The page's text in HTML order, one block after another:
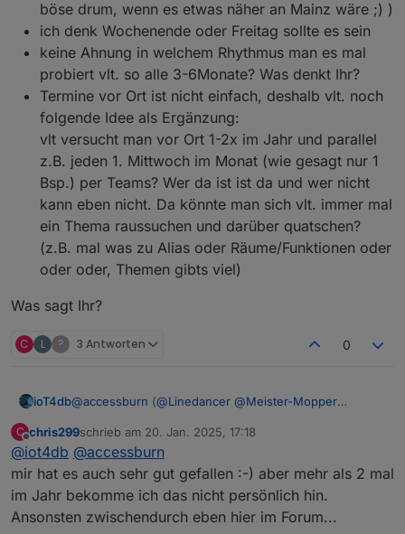
böse drum, wenn es etwas näher an Mainz wäre ;) )
ich denk Wochenende oder Freitag sollte es sein
keine Ahnung in welchem Rhythmus man es mal
probiert vlt. so alle 3-6Monate? Was denkt Ihr?
Termine vor Ort ist nicht einfach, deshalb vlt. noch
folgende Idee als Ergänzung:
vlt versucht man vor Ort 1-2x im Jahr und parallel
z.B. jeden 1. Mittwoch im Monat (wie gesagt nur 1
Bsp.) per Teams? Wer da ist ist da und wer nicht
kann eben nicht. Da könnte man sich vlt. immer mal
ein Thema raussuchen und darüber quatschen?
(z.B. mal was zu Alias oder Räume/Funktionen oder
oder oder, Themen gibts viel)
Was sagt Ihr?
C L ? 3 Antworten 0
ioT4db@accessburn (@Linedancer @Meister-Mopper
hier mal meine Gedanken
Bad Homburg ist ok für mich (wäre aber auch
nicht böse drum, wenn es etwas näher an Mainz
wäre ;) )
ich denk Wochenende oder Freitag sollte es sein
keine Ahnung in welchem Rhythmus man es mal
probiert vlt. so alle 3-6Monate? Was denkt Ihr?
Was sagt Ihr?
C
Offline
chris299schrieb am 20. Jan. 2025, 17:18
zuletzt editiert von
@iot4db @accessburn
mir hat es auch sehr gut gefallen :-) aber mehr als 2 mal
im Jahr bekomme ich das nicht persönlich hin.
Ansonsten zwischendurch eben hier im Forum...